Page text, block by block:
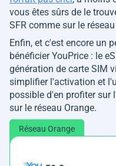
vous êtes sûrs de le
SFR comme sur le
Enfin, et c'est encore un
bénéficier YouPrice : le
génération de carte SIM
simplifier l'activation et
possible d'en profiter sur
sur le réseau Orange.
Réseau Orange